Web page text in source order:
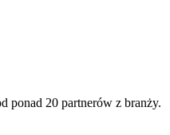
ponad 20 partnerów z branży.